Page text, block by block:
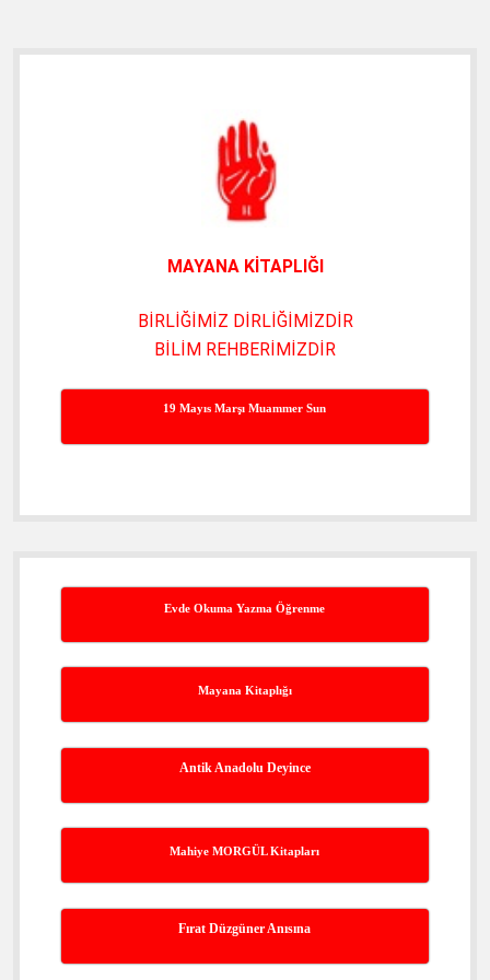
Yan
MAYANA KİTAPLIĞI
BİRLİĞİMİZ DİRLİĞİMİZDİR
BİLİM REHBERİMİZDİR
19 Mayıs Marşı Muammer Sun
Evde Okuma Yazma Öğrenme
Mayana Kitaplığı
Antik Anadolu Deyince
Mahiye MORGÜL Kitapları
Fırat Düzgüner Anısına